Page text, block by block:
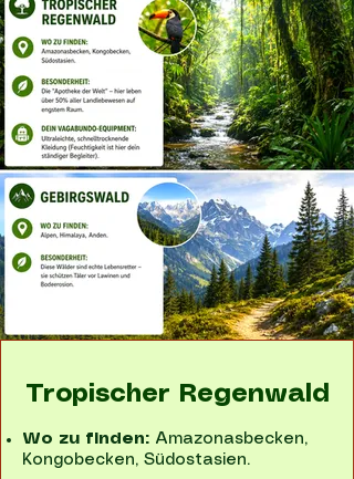
Tropischer Regenwald
Wo zu finden: Amazonasbecken,
Kongobecken, Südostasien.